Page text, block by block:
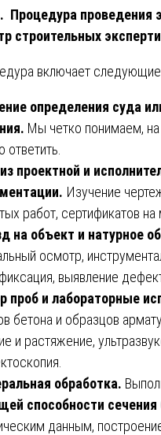
Процедура проведения
строительных
включает следующие
определения суда
Мы четко понимаем,
ответить.
проектной и
Изучение
работ, сертификатов на
на объект и натурное
осмотр,
выявление
проб и лабораторные
бетона и образцов
и растяжение,
обработка.
способности сечения
данным,